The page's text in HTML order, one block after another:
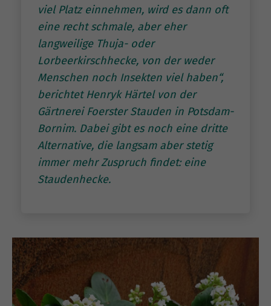
viel Platz einnehmen, wird es dann oft
eine recht schmale, aber eher
langweilige Thuja- oder
Lorbeerkirschhecke, von der weder
Menschen noch Insekten viel haben“,
berichtet Henryk Härtel von der
Gärtnerei Foerster Stauden in Potsdam-
Bornim. Dabei gibt es noch eine dritte
Alternative, die langsam aber stetig
immer mehr Zuspruch findet: eine
Staudenhecke.